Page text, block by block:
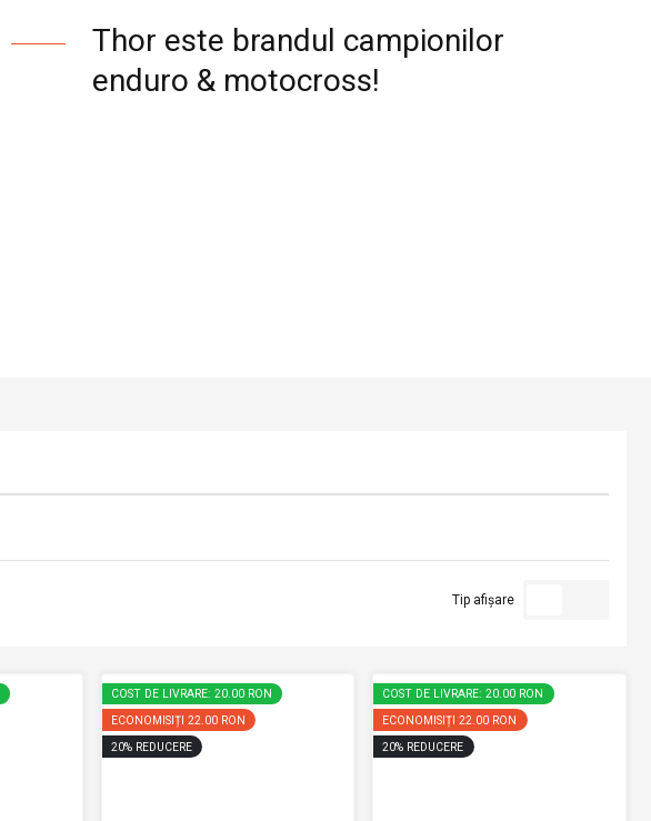
Thor este brandul campionilor
enduro & motocross!
Tip afișare
COST DE LIVRARE: 20.00 RON
ECONOMISIȚI 22.00 RON
20% REDUCERE
COST DE LIVRARE: 20.00 RON
ECONOMISIȚI 22.00 RON
20% REDUCERE